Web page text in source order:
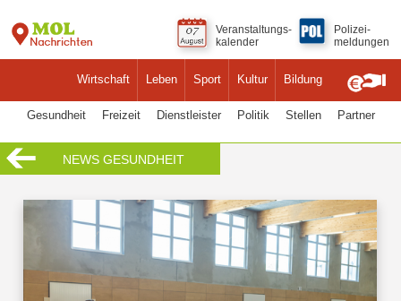
Wirtschaft Leben Sport Kultur Bildung
Veranstaltungs-
kalender
Polizei-
meldungen
Gesundheit Freizeit Dienstleister Politik Stellen Partner
NEWS GESUNDHEIT